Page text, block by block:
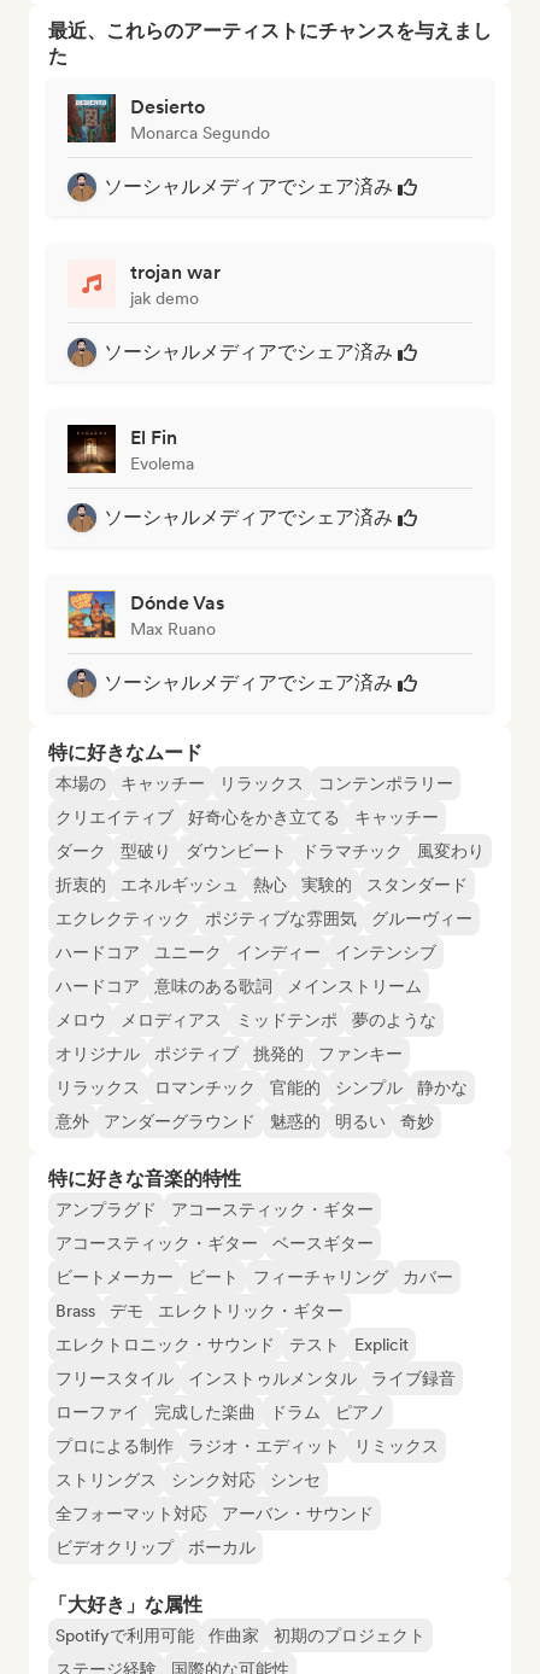
最近、これらのアーティストにチャンスを与えまし
た
Desierto
Monarca Segundo
ソーシャルメディアでシェア済み
trojan war
jak demo
ソーシャルメディアでシェア済み
El Fin
Evolema
ソーシャルメディアでシェア済み
Dónde Vas
Max Ruano
ソーシャルメディアでシェア済み
特に好きなムード
本場の キャッチー リラックス
コンテンポラリー
クリエイティブ
好奇心をかき立てる
キャッチー
ダーク
型破り ダウンビート ドラマチック
風変わり
折衷的
エネルギッシュ 熱心 実験的
スタンダード
エクレクティック
ポジティブな雰囲気
グルーヴィー
ハードコア
ユニーク インディー
インテンシブ
ハードコア
意味のある歌詞
メインストリーム
メロウ
メロディアス ミッドテンポ
夢のような
オリジナル
ポジティブ 挑発的
ファンキー
リラックス
ロマンチック 官能的 シンプル
静かな
意外
アンダーグラウンド 魅惑的 明るい 奇妙
特に好きな音楽的特性
アンプラグド
アコースティック・ギター
アコースティック・ギター
ベースギター
ビートメーカー
ビート フィーチャリング
カバー
Brass
デモ
エレクトリック・ギター
エレクトロニック・サウンド
テスト
Explicit
フリースタイル
インストゥルメンタル
ライブ録音
ローファイ
完成した楽曲 ドラム
ピアノ
プロによる制作
ラジオ・エディット
リミックス
ストリングス
シンク対応
シンセ
全フォーマット対応
アーバン・サウンド
ビデオクリップ
ボーカル
「大好き」な属性
Spotifyで利用可能 作曲家
初期のプロジェクト
ステージ経験
国際的な可能性